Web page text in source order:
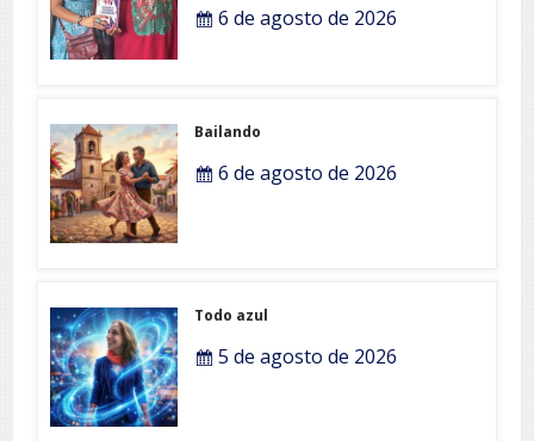
6 de agosto de 2026
Bailando
6 de agosto de 2026
Todo azul
5 de agosto de 2026